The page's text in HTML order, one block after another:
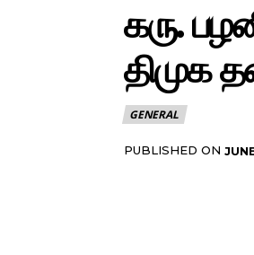
கரு.
திமுக
GENERAL
PUBLISHED ON